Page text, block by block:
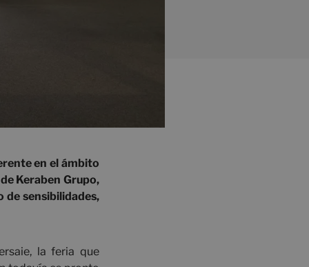
en el ámbito
Keraben Grupo,
de sensibilidades,
la feria que